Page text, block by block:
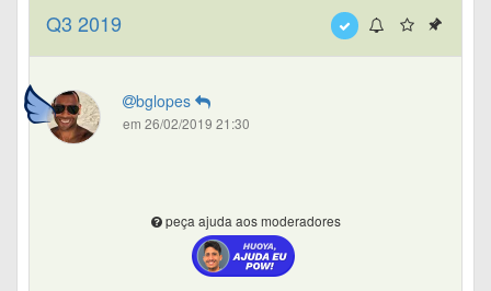
Q3 2019
bglopes
em 26/02/2019 21:30
peça ajuda aos moderadores